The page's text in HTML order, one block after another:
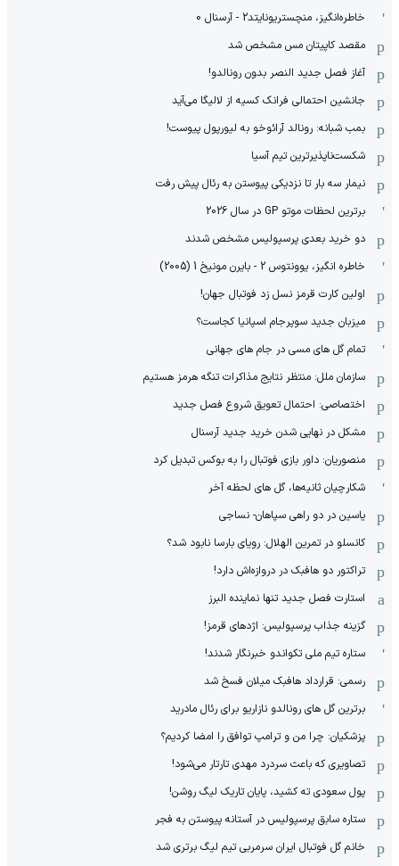
خاطره‌انگیز، منچستریونایتد2 - آرسنال 0
مقصد کاپیتان مس مشخص شد
آغاز فصل جدید النصر بدون رونالدو!
جانشین احتمالی فرانک کسیه از لالیگا می‌آید
بمب شبانه: رونالد آرائوخو به لیورپول پیوست!
شکست‌ناپذیرترین تیم آسیا
نیمار سه بار تا نزدیکی پیوستن به رئال پیش رفت
برترین لحظات موتو GP در سال 2026
دو خرید بعدی پرسپولیس مشخص شدند
خاطره انگیز، یوونتوس 2 - بایرن مونیخ 1 (2005)
اولین کارت قرمز نسل زد فوتبال جهان!
میزبان جدید سوپرجام اسپانیا کجاست؟
تمام گل های مسی در جام های جهانی
سازمان ملل: منتظر نتایج مذاکرات تنگه هرمز هستیم
اختصاصی: احتمال تعویق شروع فصل جدید
مشکل در نهایی شدن خرید جدید آرسنال
منصوریان: داور بازی فوتبال را به بوکس تبدیل کرد
شکارچیان ثانیه‌ها، گل های لحظه آخر
یاسین در دو راهی سپاهان- نساجی
کانسلو در تمرین الهلال: رویای بارسا نابود شد؟
تراکتور دو هافبک در دروازه‌اش دارد!
استارت فصل جدید تنها نماینده البرز
گزینه جذاب پرسپولیس: اژدهای قرمز!
ستاره تیم ملی تکواندو خبرنگار شدند!
رسمی: قرارداد هافبک میلان فسخ شد
برترین گل های رونالدو نازاریو برای رئال مادرید
پزشکیان: چرا من و ترامپ توافق را امضا کردیم؟
تصاویری که باعث سردرد مهدی تارتار می‌شود!
پول سعودی ته کشید، پایان تاریک لیگ روشن!
ستاره سابق پرسپولیس در آستانه پیوستن به فجر
خانم گل فوتبال ایران سرمربی تیم لیگ برتری شد